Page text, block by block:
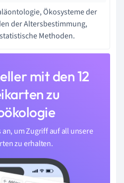
Ökosysteme der
der Altersbestimmung,
Methoden.
mit den 12
zu
um Zugriff auf all unsere
zu erhalten.